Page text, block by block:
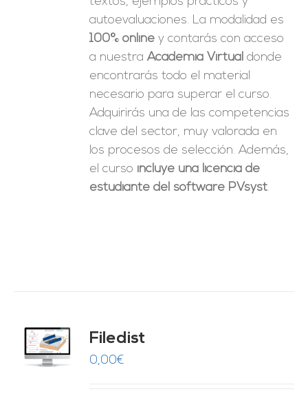
autoevaluaciones. La modalidad es
100% online y contarás con acceso
a nuestraAcademia Virtual donde
encontrarás todo el material
necesario para superar el curso.
Adquirirás una de las competencias
clave del sector, muy valorada en
los procesos de selección. Además,
el curso incluye una licencia de
estudiante del software PVsyst.
Filedist
0,00€